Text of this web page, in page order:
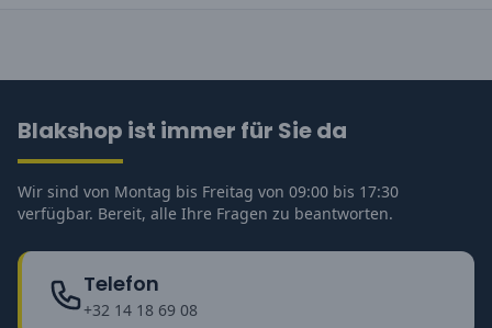
Blakshop ist immer für Sie da
Wir sind von Montag bis Freitag von 09:00 bis 17:30
verfügbar. Bereit, alle Ihre Fragen zu beantworten.
Telefon
+32 14 18 69 08